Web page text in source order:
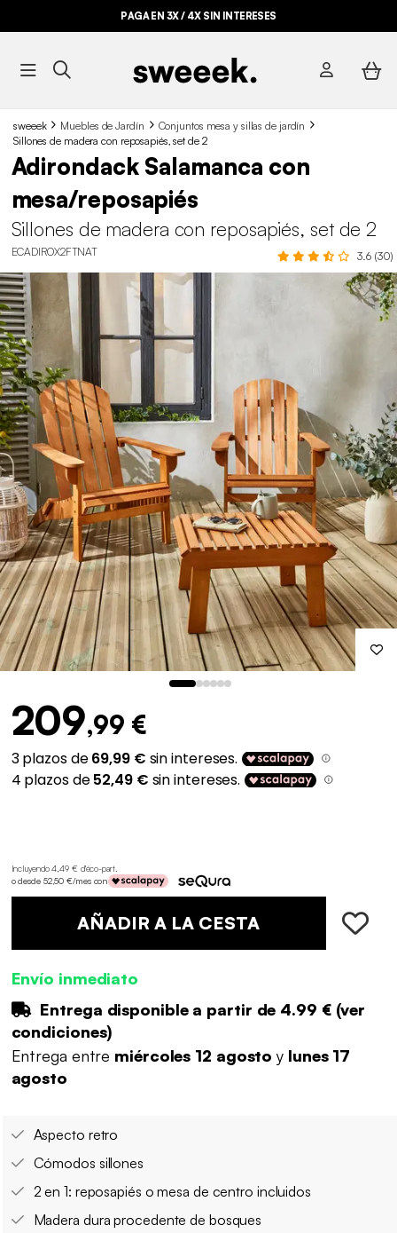
PAGA EN 3X / 4X SIN INTERESES
sweeek Muebles de Jardín
Conjuntos mesa y sillas de jardín
Sillones de madera con reposapiés, set de 2
Adirondack Salamanca con
mesa/reposapiés
Sillones de madera con reposapiés, set de 2
ECADIROX2FTNAT 3.6 (30)
209,99 €
Incluyendo 4,49 € d'éco-part.
o desde 52,50 €/mes con
AÑADIR A LA CESTA
Envío inmediato
Entrega disponible a partir de 4.99 €(ver
condiciones)
Entrega entre miércoles 12 agostoy lunes 17
agosto
Aspecto retro
Cómodos sillones
2 en 1: reposapiés o mesa de centro incluidos
Madera dura procedente de bosques